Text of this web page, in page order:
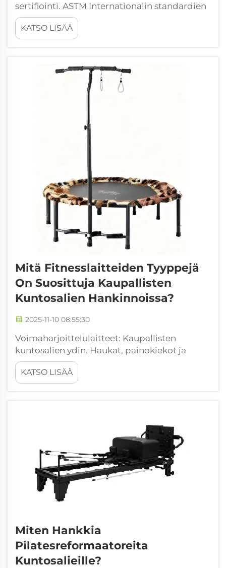
sertifiointi. ASTM Internationalin standardien
rooli lasten trampoliinien turvallisuudessa.
ASTM International asettaa tiukat
turvallisuusvaatimukset lasten
jousijännitykseen...
KATSO LISÄÄ
Mitä Fitnesslaitteiden Tyyppejä
On Suosittuja Kaupallisten
Kuntosalien Hankinnoissa?
2025-11-10 08:55:30
Voimaharjoittelulaitteet: Kaupallisten
kuntosalien ydin. Haukat, painokiekot ja
voimakalenterit perustavanlaatuisina
vapaapainoina käytettävinä laitteina. Kun on
kyse voiman rakentamisesta, haukat,
KATSO LISÄÄ
Miten Hankkia
Pilatesreformaatoreita
Kuntosalieille?